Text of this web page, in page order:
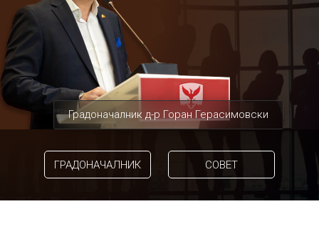
Градоначалник д-р Горан Герасимовски
ГРАДОНАЧАЛНИК СОВЕТ